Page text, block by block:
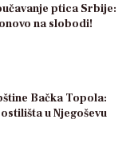
ptica Srbije:
na slobodi!
Bačka Topola:
u Njegoševu